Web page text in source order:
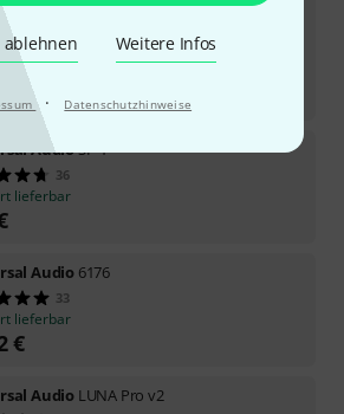
ablehnen Weitere Infos
· Datenschutzhinweise
lieferbar
€
30-Tage-Bestpreis
AudioSP-1
36
lieferbar
Audio 6176
33
lieferbar
€
Audio LUNA Pro v2